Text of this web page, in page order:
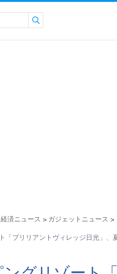
済ニュース > ガジェットニュース >
「ブリリアントヴィレッジ日光」、